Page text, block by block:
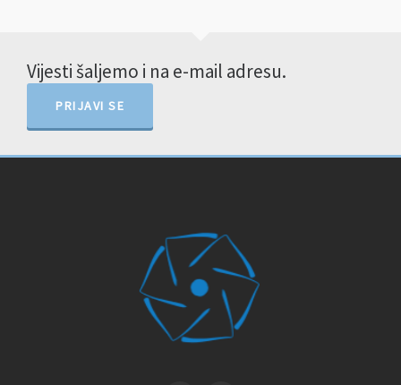
Vijesti šaljemo i na e-mail adresu.
PRIJAVI SE